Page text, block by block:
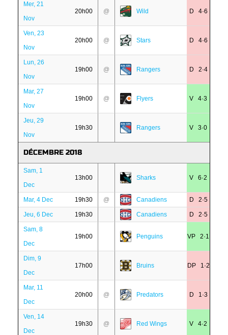
Mer, 21
Nov
20h00 @ Wild D 4·6
Ven, 23
Nov
20h00 @ Stars D 4·6
Lun, 26
Nov
19h00 @ Rangers D 2·4
Mar, 27
Nov
19h00 @ Flyers V 4·3
Jeu, 29
Nov
19h30 Rangers V 3·0
DÉCEMBRE 2018
Sam, 1
Dec
13h00 Sharks V 6·2
Mar, 4 Dec 19h30 @ Canadiens D 2·5
Jeu, 6 Dec 19h30 Canadiens D 2·5
Sam, 8
Dec
19h00 Penguins VP 2·1
Dim, 9
Dec
17h00 Bruins DP 1·2
Mar, 11
Dec
20h00 @ Predators D 1·3
Ven, 14
Dec
19h30 @ Red Wings V 4·2